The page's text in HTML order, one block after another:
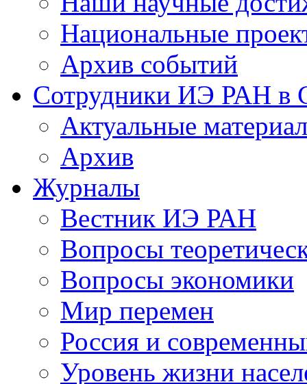
Национальные
Архив событий
Сотрудники ИЭ РАН
Актуальные
Архив
Журналы
Вестник ИЭ РАН
Вопросы
Вопросы экономики
Мир перемен
Россия и
Уровень жизни